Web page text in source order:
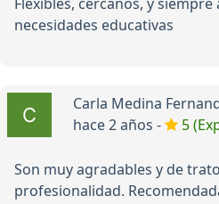
necesidades educativas
Carla Medina
hace 2 años -
5
Son muy agradables y de
profesionalidad.